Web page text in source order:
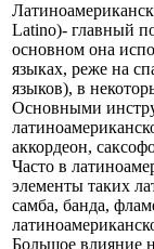
Latino)- главный
основном она
языках, реже на
языков), в
Основными
аккордеон,
Часто в
элементы таких
самба, банда,
Большое влияние